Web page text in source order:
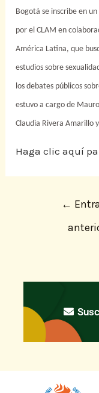
Bogotáse inscribe en
por el CLAM en
América Latina, que
estudios sobre
los debates públicos
estuvo a cargo de
Claudia Rivera Amarillo
Haga clic aquí
←